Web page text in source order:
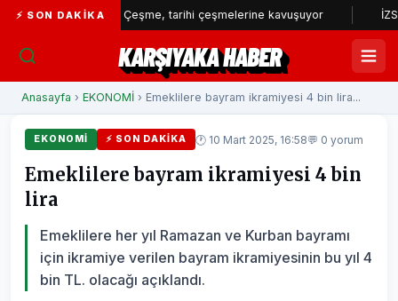
⚡ SON DAKIKAÇeşme, tarihi çeşmelerine kavuşuyor İZSU’dan
KARŞIYAKA HABER
Anasayfa › EKONOMİ › Emeklilere bayram ikramiyesi 4 bin lira...
EKONOMİ ⚡ SON DAKIKA 🕐 10 Mart 2025, 16:58💬 0 yorum
Emeklilere bayram ikramiyesi 4 bin
lira
Emeklilere her yıl Ramazan ve Kurban bayramı
için ikramiye verilen bayram ikramiyesinin bu yıl 4
bin TL. olacağı açıklandı.